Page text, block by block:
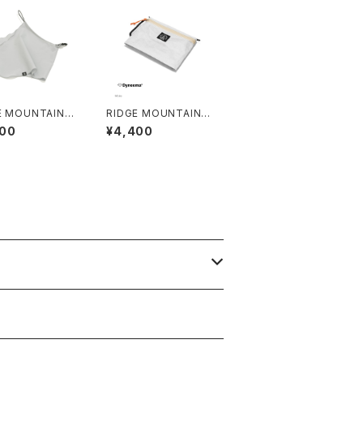
MOUNTAIN G
202
RIDGE MOUNTAIN G
EAR | Travel Pouch
Plus
¥4,400